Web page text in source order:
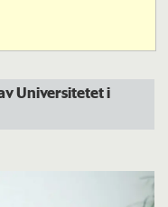
Universitetet i